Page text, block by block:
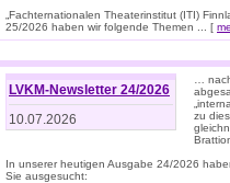
„Fachternationalen Theaterinstitut (ITI)
25/2026 haben wir folgende Themen ... [
LVKM-Newsletter 24/2026
10.07.2026
…
zu
In unserer heutigen Ausgabe 24/2026
Sie ausgesucht: